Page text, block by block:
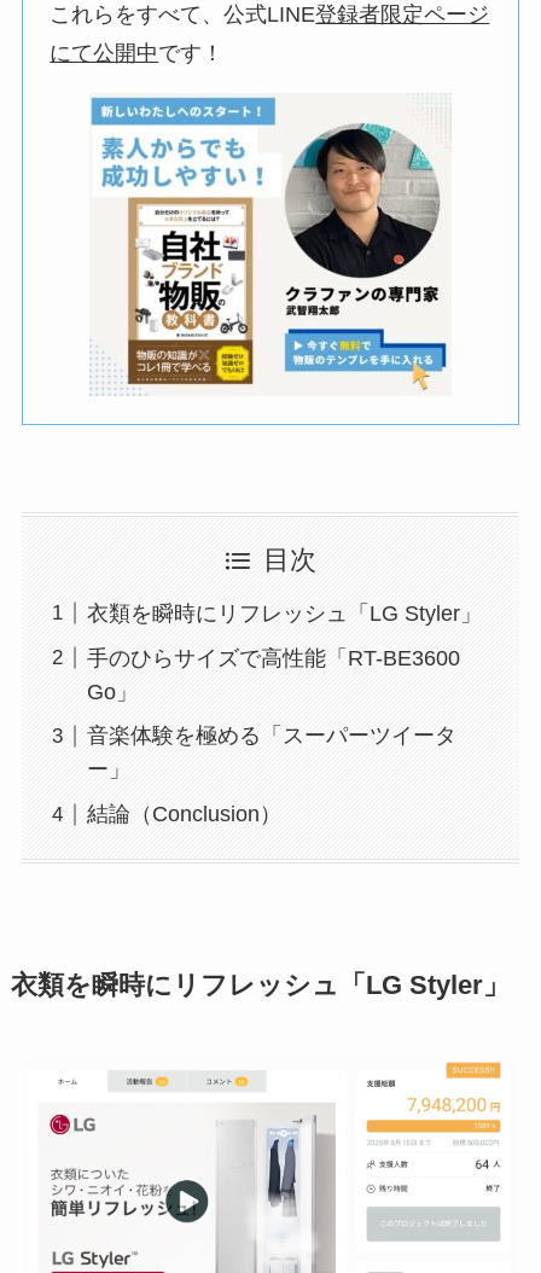
これらをすべて、公式LINE登録者限定ページ
にて公開中です！
目次
衣類を瞬時にリフレッシュ「LG Styler」
手のひらサイズで高性能「RT-BE3600
Go」
音楽体験を極める「スーパーツイータ
ー」
結論（Conclusion）
衣類を瞬時にリフレッシュ「 LG Styler」